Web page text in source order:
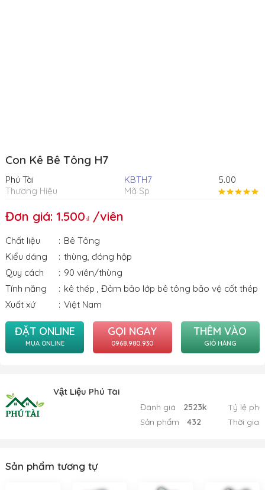
Con Kê Bê Tông H7
Phú Tài
Thương Hiệu
KBTH7
Mã Sp
5.00
Đơn giá: 1.500 /viên
Chất liệu
Bê Tông
Kiểu dáng
thùng, đóng hộp
Quy cách
90 viên/thùng
Tính năng
kê thép , Đảm bảo lớp bê tông bảo vệ cốt thép
Xuất xứ
Việt Nam
ĐẶT ONLINE
MUA ONLINE
GỌI NGAY
0968.980.930
THÊM VÀO
GIỎ HÀNG
Vật Liệu Phú Tài
Đánh giá
2523k
Sản phẩm
432
Tỷ lệ
Thời
Sản phẩm tương tự